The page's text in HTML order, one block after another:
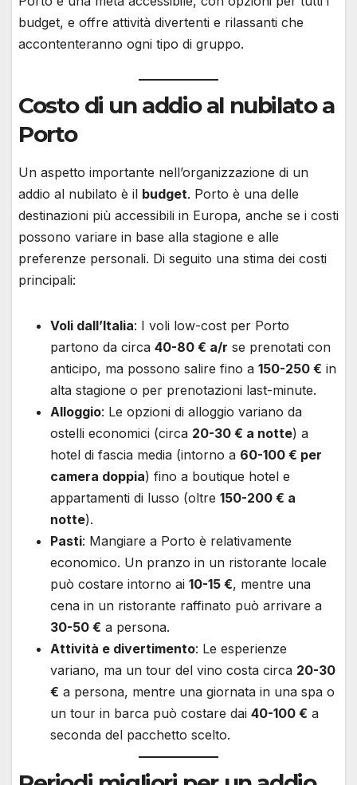
budget, e offre attività divertenti e rilassanti che
accontenteranno ogni tipo di gruppo.
Costo di un addio al nubilato a
Porto
Un aspetto importante nell’organizzazione di un
addio al nubilato è il budget. Porto è una delle
destinazioni più accessibili in Europa, anche se i costi
possono variare in base alla stagione e alle
preferenze personali. Di seguito una stima dei costi
principali:
Voli dall’Italia: I voli low-cost per Porto
partono da circa 40-80 € a/r se prenotati con
anticipo, ma possono salire fino a 150-250 € in
alta stagione o per prenotazioni last-minute.
Alloggio: Le opzioni di alloggio variano da
ostelli economici (circa 20-30 € a notte) a
hotel di fascia media (intorno a 60-100 € per
camera doppia) fino a boutique hotel e
appartamenti di lusso (oltre 150-200 € a
notte).
Pasti: Mangiare a Porto è relativamente
economico. Un pranzo in un ristorante locale
può costare intorno ai 10-15 €, mentre una
cena in un ristorante raffinato può arrivare a
30-50 € a persona.
Attività e divertimento: Le esperienze
variano, ma un tour del vino costa circa 20-30
€ a persona, mentre una giornata in una spa o
un tour in barca può costare dai 40-100 € a
seconda del pacchetto scelto.